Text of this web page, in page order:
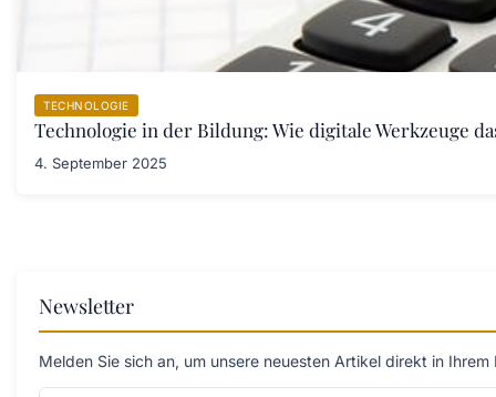
TECHNOLOGIE
Technologie in der Bildung: Wie digitale Werkzeuge
4. September 2025
Newsletter
Melden Sie sich an, um unsere neuesten Artikel direkt in